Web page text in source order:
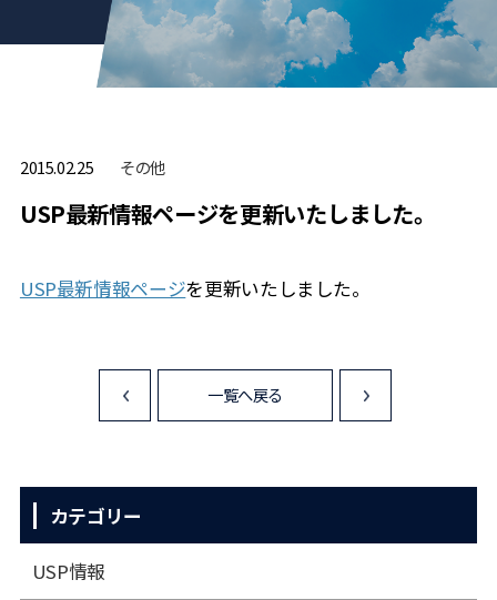
2015.02.25 その他
USP最新情報ページを更新いたしました。
USP最新情報ページを更新いたしました。
<
一覧へ戻る
カテゴリー
USP情報